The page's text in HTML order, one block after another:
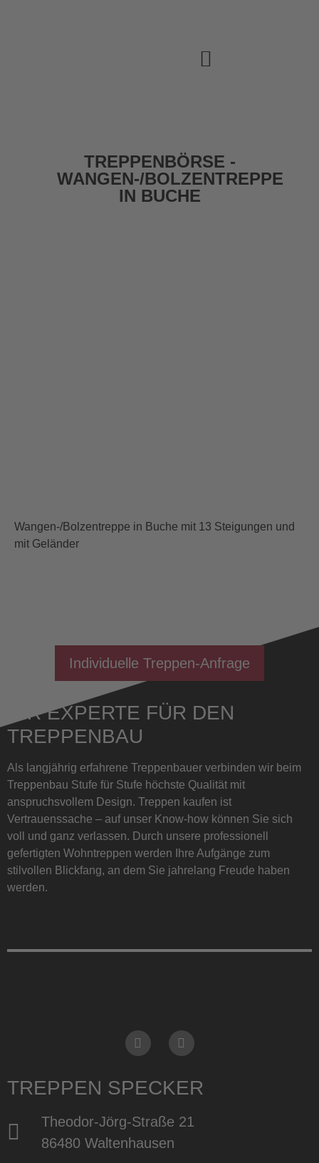
TREPPENBÖRSE -
WANGEN-/BOLZENTREPPE
IN BUCHE
Wangen-/Bolzentreppe in Buche mit 13 Steigungen und
mit Geländer
Individuelle Treppen-Anfrage
IHR EXPERTE FÜR DEN
TREPPENBAU
Als langjährig erfahrene Treppenbauer verbinden wir beim
Treppenbau Stufe für Stufe höchste Qualität mit
anspruchsvollem Design. Treppen kaufen ist
Vertrauenssache – auf unser Know-how können Sie sich
voll und ganz verlassen. Durch unsere professionell
gefertigten Wohntreppen werden Ihre Aufgänge zum
stilvollen Blickfang, an dem Sie jahrelang Freude haben
werden.
TREPPEN SPECKER
Theodor-Jörg-Straße 21
86480 Waltenhausen